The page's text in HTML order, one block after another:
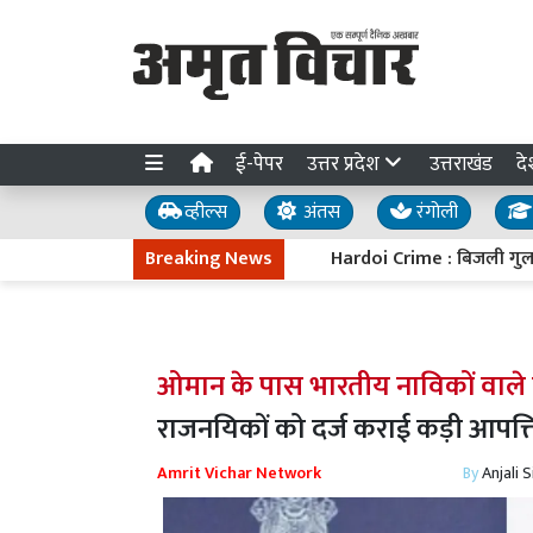
ई-पेपर उत्तर प्रदेश उत्तराखंड
व्हील्स अंतस रंगोली
Breaking News
Hardoi Crime : बिजली गुल होते
ओमान के पास भारतीय नाविकों
राजनयिकों को दर्ज कराई कड़ी
Amrit Vichar Network ByAnjali